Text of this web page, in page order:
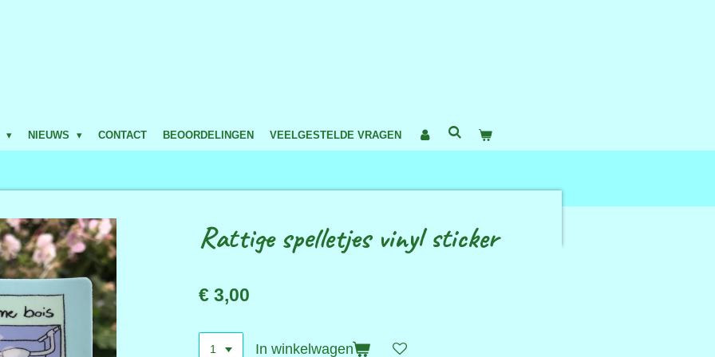
NIEUWS CONTACT BEOORDELINGEN VEELGESTELDE VRAGEN
Rattige spelletjes vinyl sticker
€ 3,00
In winkelwagen